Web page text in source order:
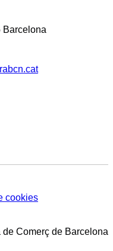
Barcelona
cookies
Comerç de Barcelona